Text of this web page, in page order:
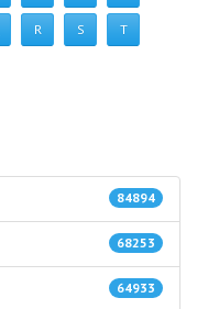
R S T
84894
68253
64933